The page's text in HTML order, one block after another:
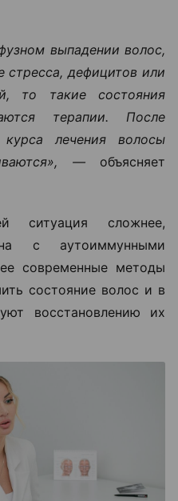
выпадении волос,
стресса, дефицитов или
то такие состояния
терапии. После
лечения волосы
—объясняет
ситуация сложнее,
с аутоиммунными
современные методы
состояние волос и в
восстановлению их